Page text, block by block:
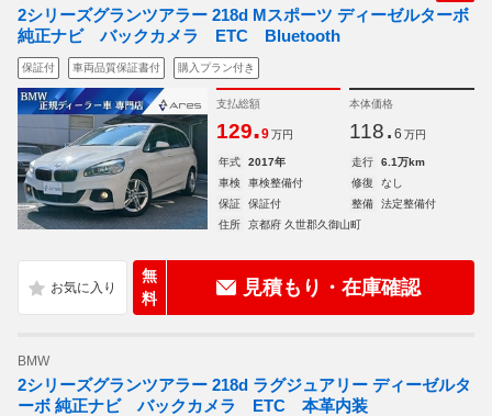
2シリーズグランツアラー 218d Mスポーツ ディーゼルターボ
純正ナビ バックカメラ ETC Bluetooth
保証付 車両品質保証書付 購入プラン付き
支払総額
129.9 万円
本体価格
118. 6 万円
年式 2017年 走行
6.1万km
車検
車検整備付 修復
なし
保証
保証付 整備
法定整備付
住所
京都府 久世郡久御山町
無
料
見積もり・在庫確認
BMW
2シリーズグランツアラー 218d ラグジュアリー ディーゼルタ
ーボ 純正ナビ バックカメラ ETC 本革内装